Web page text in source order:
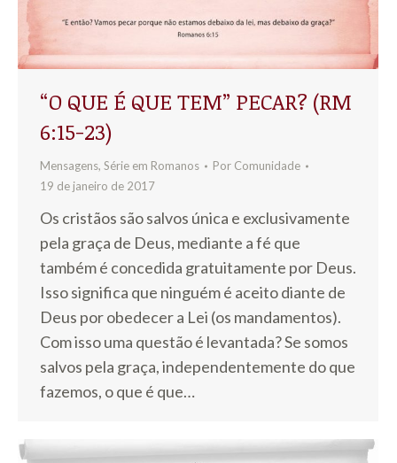
“O QUE É QUE TEM” PECAR? (RM
6:15-23)
Mensagens, Série em Romanos Por Comunidade
19 de janeiro de 2017
Os cristãos são salvos única e exclusivamente
pela graça de Deus, mediante a fé que
também é concedida gratuitamente por Deus.
Isso significa que ninguém é aceito diante de
Deus por obedecer a Lei (os mandamentos).
Com isso uma questão é levantada? Se somos
salvos pela graça, independentemente do que
fazemos, o que é que…